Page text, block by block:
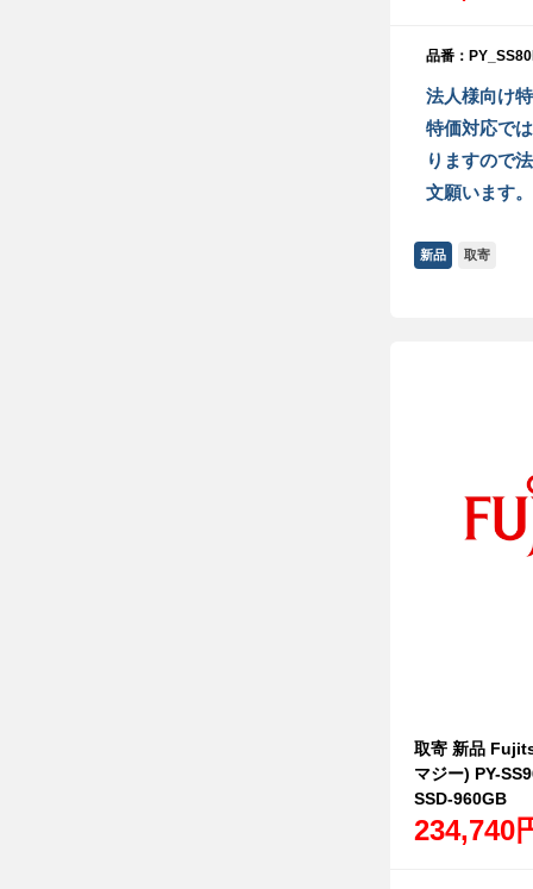
品番：
法人様向け
特価対応で
りますので
文願います。
新品 取寄
取寄 新品
マジー) PY-
SSD-960GB
234,740